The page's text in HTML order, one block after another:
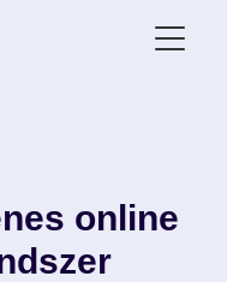
online